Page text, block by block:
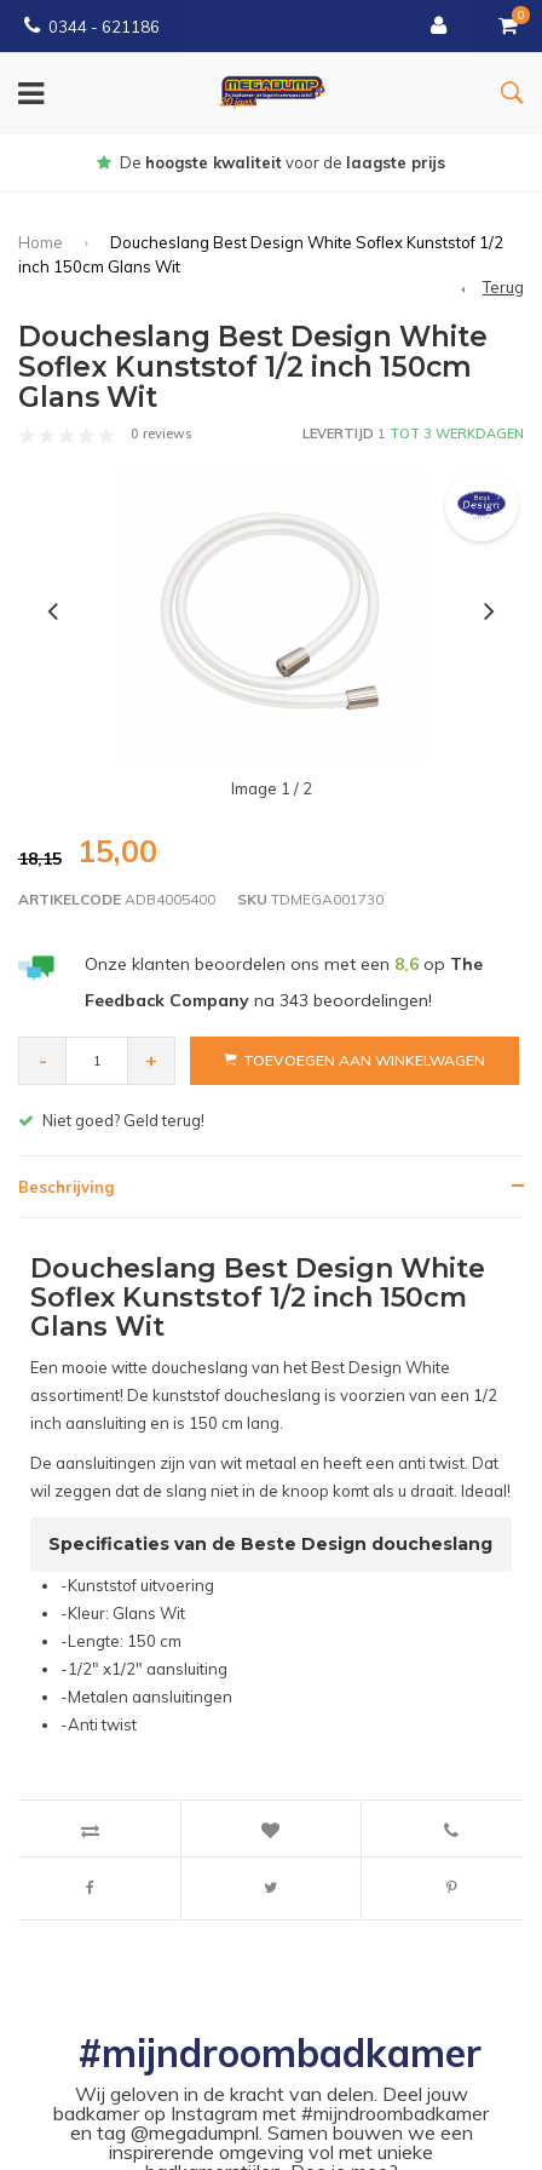
0344 - 621186
0
Gratisbezorgd vanaf € 150
Home
Doucheslang Best Design White Soflex Kunststof 1/2
inch 150cm Glans Wit
Terug
Doucheslang Best Design White
Soflex Kunststof 1/2 inch 150cm
Glans Wit
0 reviews LEVERTIJD 1 TOT 3 WERKDAGEN
Image 1 / 2
18,15 15,00
ARTIKELCODE ADB4005400 SKU TDMEGA001730
Onze klanten beoordelen ons met een 8,6op The
Feedback Companyna 343 beoordelingen!
- + TOEVOEGEN AAN WINKELWAGEN
Gratis bezorgen v.a. € 150,- (NL)
Beschrijving
Doucheslang Best Design White
Soflex Kunststof 1/2 inch 150cm
Glans Wit
Een mooie witte doucheslang van het Best Design White
assortiment! De kunststof doucheslang is voorzien van een 1/2
inch aansluiting en is 150 cm lang.
De aansluitingen zijn van wit metaal en heeft een anti twist. Dat
wil zeggen dat de slang niet in de knoop komt als u draait. Ideaal!
Specificaties van de Beste Design doucheslang
-Kunststof uitvoering
-Kleur: Glans Wit
-Lengte: 150 cm
-1/2" x1/2" aansluiting
-Metalen aansluitingen
-Anti twist
#mijndroombadkamer
Wij geloven in de kracht van delen. Deel jouw
badkamer op Instagram met #mijndroombadkamer
en tag @megadumpnl. Samen bouwen we een
inspirerende omgeving vol met unieke